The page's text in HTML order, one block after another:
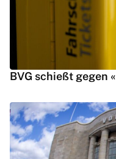
BVG schießt gegen